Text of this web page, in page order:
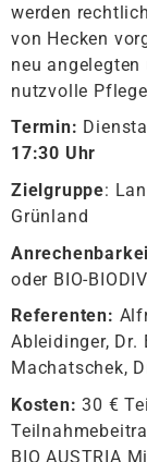
werden
von Hecken
neu
nutzvolle
Termin:
17:30 Uhr
Zielgruppe:
Grünland
oder BIO-
Referenten:
Ableidinger, Dr.
Machatschek,
Kosten: 30 €
BIO AUSTRIA